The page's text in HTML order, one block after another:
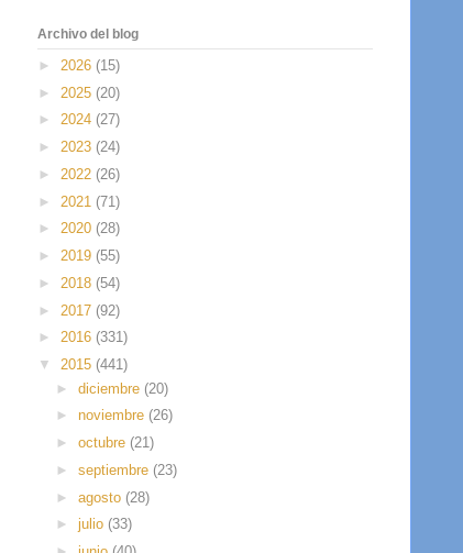
Archivo del blog
► 2026 (15)
► 2025 (20)
► 2024 (27)
► 2023 (24)
► 2022 (26)
► 2021 (71)
► 2020 (28)
► 2019 (55)
► 2018 (54)
► 2017 (92)
► 2016 (331)
▼ 2015 (441)
► diciembre (20)
► noviembre (26)
► octubre (21)
► septiembre (23)
► agosto (28)
► julio (33)